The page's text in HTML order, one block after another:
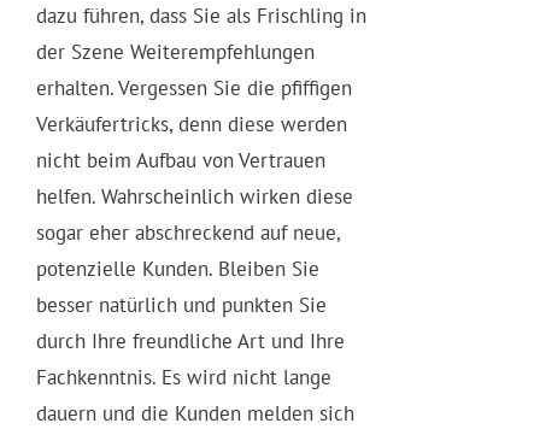
dazu führen, dass Sie als Frischling in
der Szene Weiterempfehlungen
erhalten. Vergessen Sie die pfiffigen
Verkäufertricks, denn diese werden
nicht beim Aufbau von Vertrauen
helfen. Wahrscheinlich wirken diese
sogar eher abschreckend auf neue,
potenzielle Kunden. Bleiben Sie
besser natürlich und punkten Sie
durch Ihre freundliche Art und Ihre
Fachkenntnis. Es wird nicht lange
dauern und die Kunden melden sich